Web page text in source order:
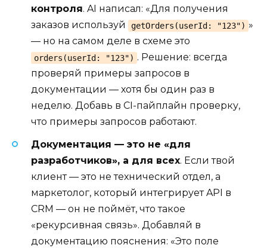
контроля. AI написал: «Для получения
заказов используй
getOrders(userId: "123") »
— но на самом деле в схеме это
orders(userId: "123") . Решение: всегда
проверяй примеры запросов в
документации — хотя бы один раз в
неделю. Добавь в CI-пайплайн проверку,
что примеры запросов работают.
Документация — это не «для
разработчиков», а для всех. Если твой
клиент — это не технический отдел, а
маркетолог, который интегрирует API в
CRM — он не поймёт, что такое
«рекурсивная связь». Добавляй в
документацию пояснения: «Это поле